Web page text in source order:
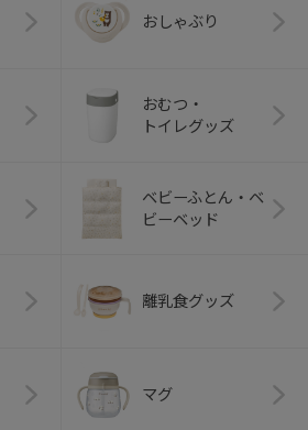
おしゃぶり
おむつ・
トイレグッズ
ベビーふとん・ベ
ビーベッド
離乳食グッズ
マグ